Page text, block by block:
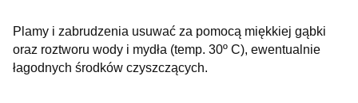
Plamy i zabrudzenia usuwać za pomocą miękkiej gąbki
oraz roztworu wody i mydła (temp. 30º C), ewentualnie
łagodnych środków czyszczących.